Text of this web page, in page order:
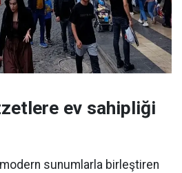
ev sahipliği
sunumlarla birleştiren